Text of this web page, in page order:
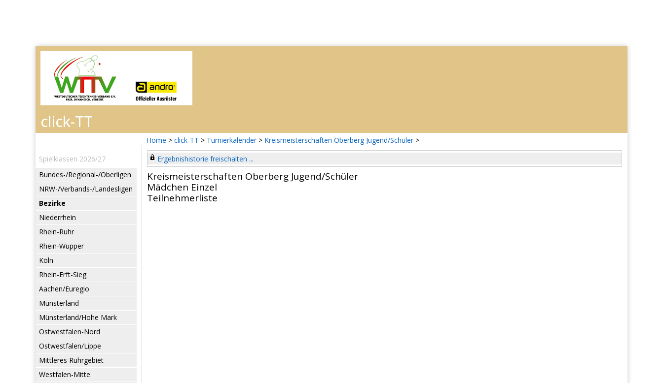
Home > click-TT > Turnierkalender > Kreismeisterschaften Oberberg Jugend/Schüler >
Spielklassen 2026/27
Bundes-/Regional-/Oberligen
NRW-/Verbands-/Landesligen
Bezirke
Niederrhein
Rhein-Ruhr
Rhein-Wupper
Köln
Rhein-Erft-Sieg
Aachen/Euregio
Münsterland
Münsterland/Hohe Mark
Ostwestfalen-Nord
Ostwestfalen/Lippe
Mittleres Ruhrgebiet
Westfalen-Mitte
Ergebnishistorie freischalten ...
Kreismeisterschaften Oberberg Jugend/Schüler
Mädchen Einzel
Teilnehmerliste